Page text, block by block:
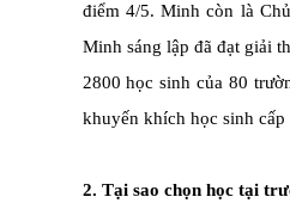
điểm 4/5. Minh còn là
Minh sáng lập đã đạt giải
2800 học sinh của 80
khuyến khích học sinh
2. Tại sao chọn học tại